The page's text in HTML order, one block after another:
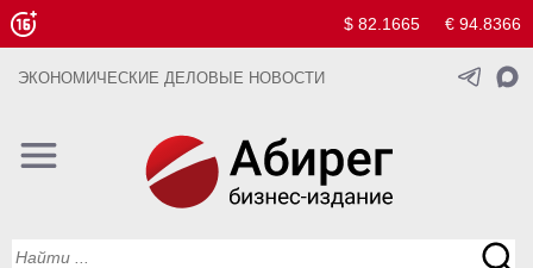
$ 82.1665 € 94.8366
ЭКОНОМИЧЕСКИЕ ДЕЛОВЫЕ НОВОСТИ